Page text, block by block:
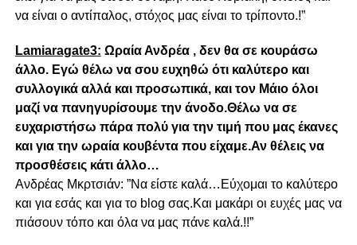
να είναι ο αντίπαλος, στόχος μας είναι το τρίποντο.!”
Lamiaragate3: Ωραία Ανδρέα , δεν θα σε κουράσω
άλλο. Εγώ θέλω να σου ευχηθώ ότι καλύτερο και
συλλογικά αλλά και προσωπικά, και τον Μάιο όλοι
μαζί να πανηγυρίσουμε την άνοδο.Θέλω να σε
ευχαριστήσω πάρα πολύ για την τιμή που μας έκανες
και για την ωραία κουβέντα που είχαμε.Αν θέλεις να
προσθέσεις κάτι άλλο…
Ανδρέας Μκρτσιάν: ”Να είστε καλά…Εύχομαι το καλύτερο
και για εσάς και για το blog σας.Και μακάρι οι ευχές μας να
πιάσουν τόπο και όλα να μας πάνε καλά.!!”